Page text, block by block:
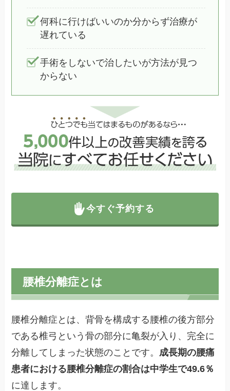
何科に行けばいいのか分からず治療が
遅れている
手術をしないで治したいが方法が見つ
からない
今すぐ予約する
腰椎分離症とは
腰椎分離症とは、背骨を構成する腰椎の後方部分
である椎弓という骨の部分に亀裂が入り、完全に
分離してしまった状態のことです。 成長期の腰痛
患者における腰椎分離症の割合は中学生で49.6％
に達します。